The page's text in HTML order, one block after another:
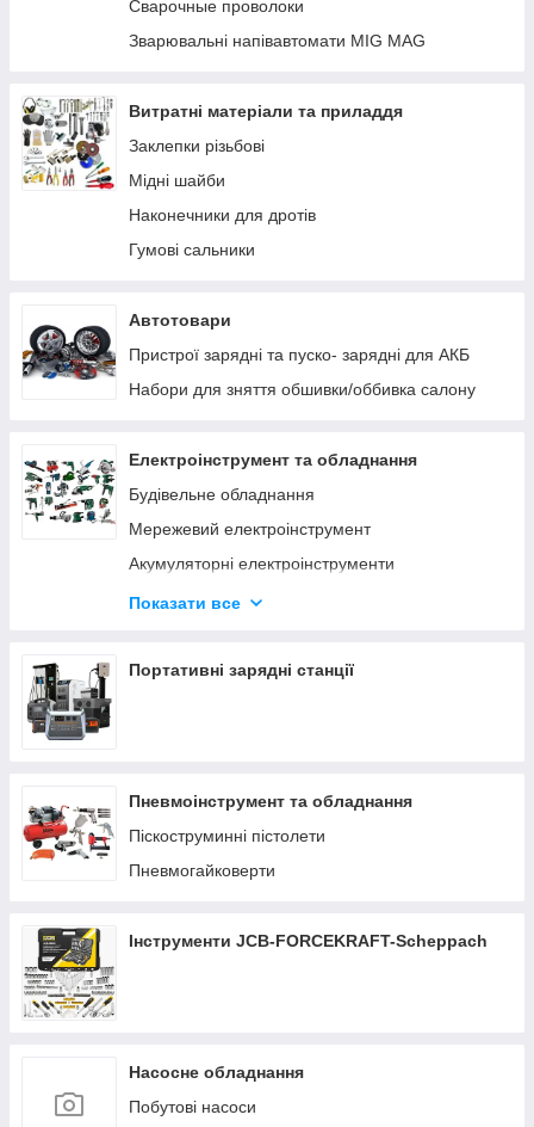
Паливні шланги
Ручні насоси
Сварочные проволоки
Зварювальні напівавтомати MIG MAG
Витратні матеріали та приладдя
Заклепки різьбові
Мідні шайби
Наконечники для дротів
Гумові сальники
Автотовари
Пристрої зарядні та пуско- зарядні для АКБ
Набори для зняття обшивки/оббивка салону
Електроінструмент та обладнання
Будівельне обладнання
Мережевий електроінструмент
Акумуляторні електроінструменти
Деревообробний інструмент
Заточувальні верстати
Показати все
Портативні зарядні станції
Пневмоінструмент та обладнання
Піскоструминні пістолети
Пневмогайковерти
Інструменти JCB-FORCEKRAFT-Scheppach
Насосне обладнання
Побутові насоси